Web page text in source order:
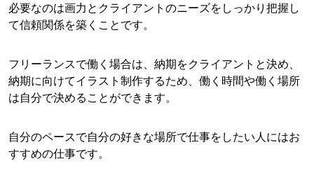
必要なのは画力とクライアントのニーズをしっかり把握し
て信頼関係を築くことです。
フリーランスで働く場合は、納期をクライアントと決め、
納期に向けてイラスト制作するため、働く時間や働く場所
は自分で決めることができます。
自分のペースで自分の好きな場所で仕事をしたい人にはお
すすめの仕事です。